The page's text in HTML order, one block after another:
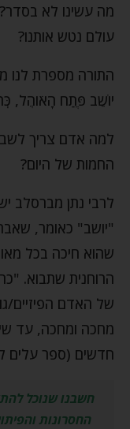
מה עשינו לא
עולם נטש אותנו?
התורה מספרת לנו
יֹושֵׁב פֶּתַח הָאֹוהֶל,
למה אדם צריך
החמות של היום?
לרבי נתן מברסלב
"יושב" כאומר,
שהוא חיכה בכל
הרוחנית שתבוא.
של האדם הפיזיים/
מחכה ומחכה, עד
חדשים (ספר עלים
חשבנו שנוכל
החסרונות